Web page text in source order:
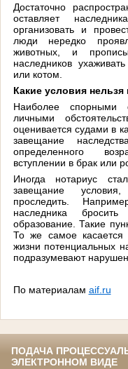
Достаточно
оставляет
организовать и
люди нередко
животных, и
наследников
или котом.
Какие условия
Наиболее спорными
личными
оценивается судами в
завещание
определенного
вступлении в брак или
Иногда нотариус
завещание
проследить.
наследника
образование. Такие
То же самое касается
жизни потенциальных
подразумевают
По материалам aif.ru
ПОДАЧА
ЭЛЕКТРОННОМ ВИДЕ